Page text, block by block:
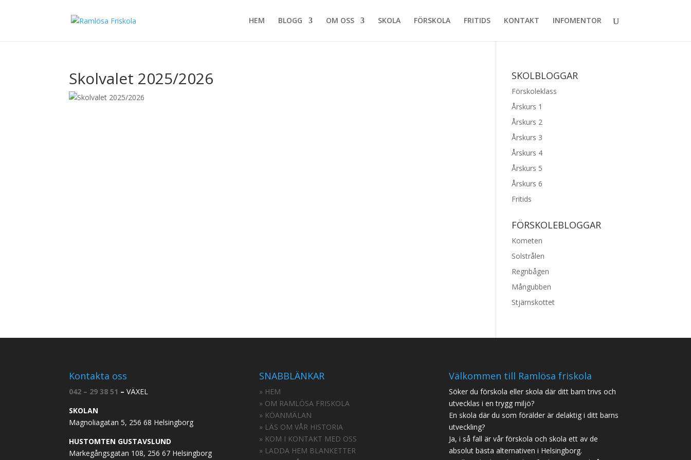
HEM BLOGG OM OSS SKOLA FÖRSKOLA FRITIDS KONTAKT INFOMENTOR
Skolvalet 2025/2026 SKOLBLOGGAR
Förskoleklass
Årskurs 1
Årskurs 2
Årskurs 3
Årskurs 4
Årskurs 5
Årskurs 6
Fritids
FÖRSKOLEBLOGGAR
Kometen
Solstrålen
Regnbågen
Mångubben
Stjärnskottet
Kontakta oss
042 – 29 38 51 –VÄXEL
SKOLAN
Magnoliagatan 5, 256 68 Helsingborg
HUSTOMTEN GUSTAVSLUND
Markegångsgatan 108, 256 67 Helsingborg
SNABBLÄNKAR
» HEM
» OM RAMLÖSA FRISKOLA
» KÖANMÄLAN
» LÄS OM VÅR HISTORIA
» KOM I KONTAKT MED OSS
» LADDA HEM BLANKETTER
Välkommen till Ramlösa friskola
Söker du förskola eller skola där ditt barn trivs och
utvecklas i en trygg miljö?
En skola där du som förälder är delaktig i ditt barns
utveckling?
Ja, i så fall är vår förskola och skola ett av de
absolut bästa alternativen i Helsingborg.